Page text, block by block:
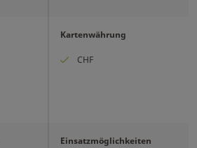
Kartenwährung
CHF
Einsatzmöglichkeiten